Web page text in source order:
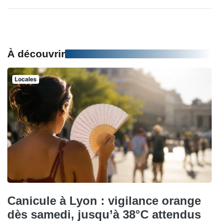
À découvrir
Locales
Canicule à Lyon : vigilance orange
dès samedi, jusqu’à 38°C attendus